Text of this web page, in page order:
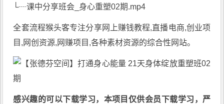
└┈课中分享班会_身心重塑02期.mp4
全套流程猴头客专注分享网上赚钱教程,直播电商,创业项
目,网创资源, 网赚项目 ,各种素材资源的综合性网站。
感兴趣的可以下载学习，本项目仅供会员下载学习，严